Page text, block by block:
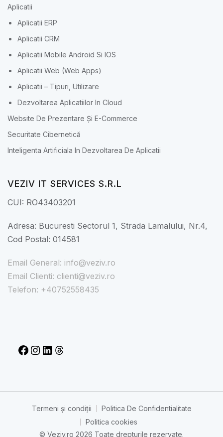
Aplicatii
Aplicatii ERP
Aplicatii CRM
Aplicatii Mobile Android Si IOS
Aplicatii Web (Web Apps)
Aplicatii – Tipuri, Utilizare
Dezvoltarea Aplicatiilor In Cloud
Website De Prezentare Și E-Commerce
Securitate Cibernetică
Inteligenta Artificiala In Dezvoltarea De Aplicatii
VEZIV IT SERVICES S.R.L
CUI: RO43403201
Adresa: Bucuresti Sectorul 1, Strada Lamalului, Nr.4,
Cod Postal: 014581
Email General: info@veziv.ro
Email Clienti: clienti@veziv.ro
Telefon: +40752558435
Termeni și condiții
Politica De Confidentialitate​
Politica cookies
© Veziv.ro 2026 Toate drepturile rezervate.